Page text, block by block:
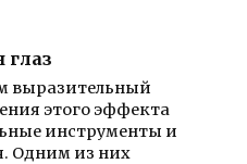
глаз
выразительный
этого эффекта
инструменты и
Одним из них